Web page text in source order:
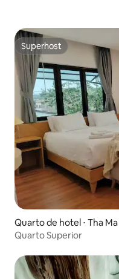
Superhost
Superhost
Quarto de hotel ⋅ Tha
Quarto Superior